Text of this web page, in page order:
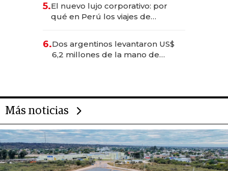
Fénix
5.El nuevo lujo corporativo: por
qué en Perú los viajes de
para convertirse en experiencias
transformadoras
6.Dos argentinos levantaron US$
6,2 millones de la mano de
Más noticias